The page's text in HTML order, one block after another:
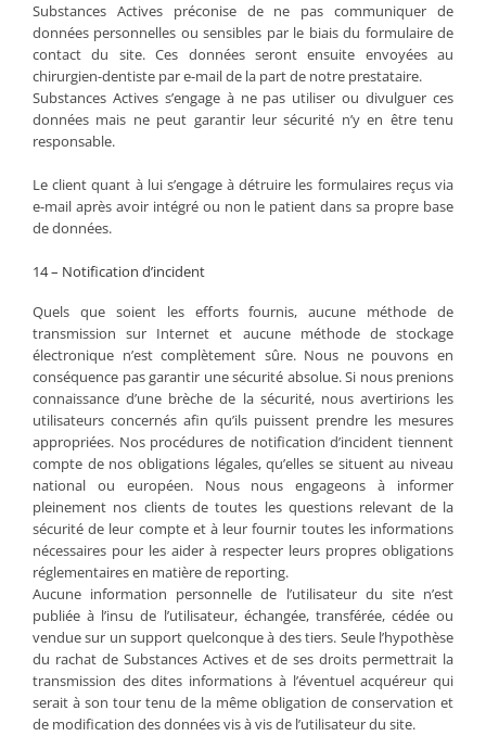
Substances Actives préconise de ne pas communiquer de
données personnelles ou sensibles par le biais du formulaire de
contact du site. Ces données seront ensuite envoyées au
chirurgien-dentiste par e-mail de la part de notre prestataire.
Substances Actives s’engage à ne pas utiliser ou divulguer ces
données mais ne peut garantir leur sécurité n’y en être tenu
responsable.
Le client quant à lui s’engage à détruire les formulaires reçus via
e-mail après avoir intégré ou non le patient dans sa propre base
de données.
14 – Notification d’incident
Quels que soient les efforts fournis, aucune méthode de
transmission sur Internet et aucune méthode de stockage
électronique n’est complètement sûre. Nous ne pouvons en
conséquence pas garantir une sécurité absolue. Si nous prenions
connaissance d’une brèche de la sécurité, nous avertirions les
utilisateurs concernés afin qu’ils puissent prendre les mesures
appropriées. Nos procédures de notification d’incident tiennent
compte de nos obligations légales, qu’elles se situent au niveau
national ou européen. Nous nous engageons à informer
pleinement nos clients de toutes les questions relevant de la
sécurité de leur compte et à leur fournir toutes les informations
nécessaires pour les aider à respecter leurs propres obligations
réglementaires en matière de reporting.
Aucune information personnelle de l’utilisateur du site n’est
publiée à l’insu de l’utilisateur, échangée, transférée, cédée ou
vendue sur un support quelconque à des tiers. Seule l’hypothèse
du rachat de Substances Actives et de ses droits permettrait la
transmission des dites informations à l’éventuel acquéreur qui
serait à son tour tenu de la même obligation de conservation et
de modification des données vis à vis de l’utilisateur du site.